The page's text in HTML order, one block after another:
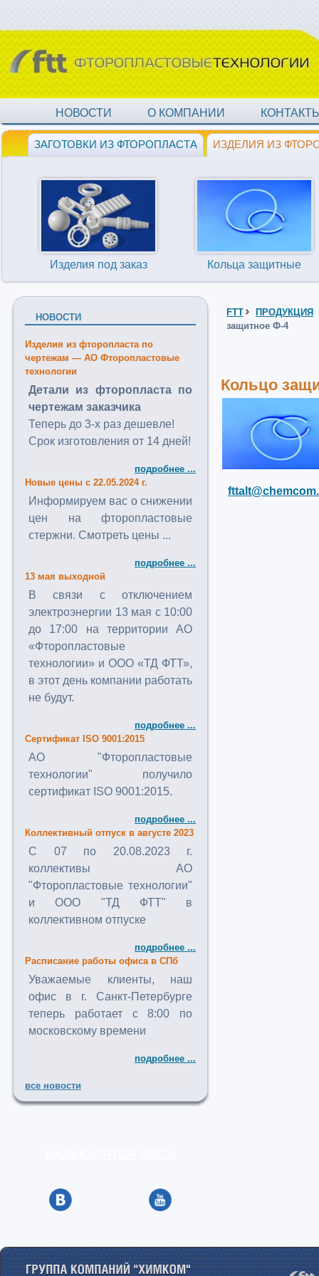
НОВОСТИ О КОМПАНИИ
ЗАГОТОВКИ ИЗ ФТОРОПЛАСТА ИЗДЕЛИЯ ИЗ
Изделия под заказ Кольца защитные
НОВОСТИ
Изделия из фторопласта по
чертежам — АО Фторопластовые
технологии
Детали из фторопласта по
чертежам заказчика
Теперь до 3-х раз дешевле!
Срок изготовления от 14 дней!
подробнее ...
Новые цены с 22.05.2024 г.
Информируем вас о снижении
цен на фторопластовые
стержни. Смотреть цены ...
подробнее ...
13 мая выходной
В связи с отключением
электроэнергии 13 мая с 10:00
до 17:00 на территории АО
«Фторопластовые
технологии» и ООО «ТД ФТТ»,
в этот день компании работать
не будут.
подробнее ...
Сертификат ISO 9001:2015
АО "Фторопластовые
технологии" получило
сертификат ISO 9001:2015.
подробнее ...
Коллективный отпуск в августе 2023
C 07 по 20.08.2023 г.
коллективы АО
"Фторопластовые технологии"
и ООО "ТД ФТТ" в
коллективном отпуске
подробнее ...
Расписание работы офиса в СПб
Уважаемые клиенты, наш
офис в г. Санкт-Петербурге
теперь работает с 8:00 по
московскому времени
подробнее ...
все новости
FTT
ПРОДУКЦИЯ
защитное Ф-4
Кольцо